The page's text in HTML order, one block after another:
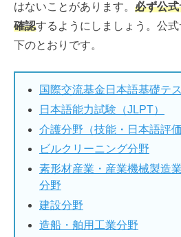
はないことがあります。 必ず公
確認するようにしましょう。公
下のとおりです。
国際交流基金日本語基礎テ
日本語能力試験（JLPT）
介護分野（技能・日本語評価
ビルクリーニング分野
素形材産業・産業機械製造
分野
建設分野
造船・舶用工業分野